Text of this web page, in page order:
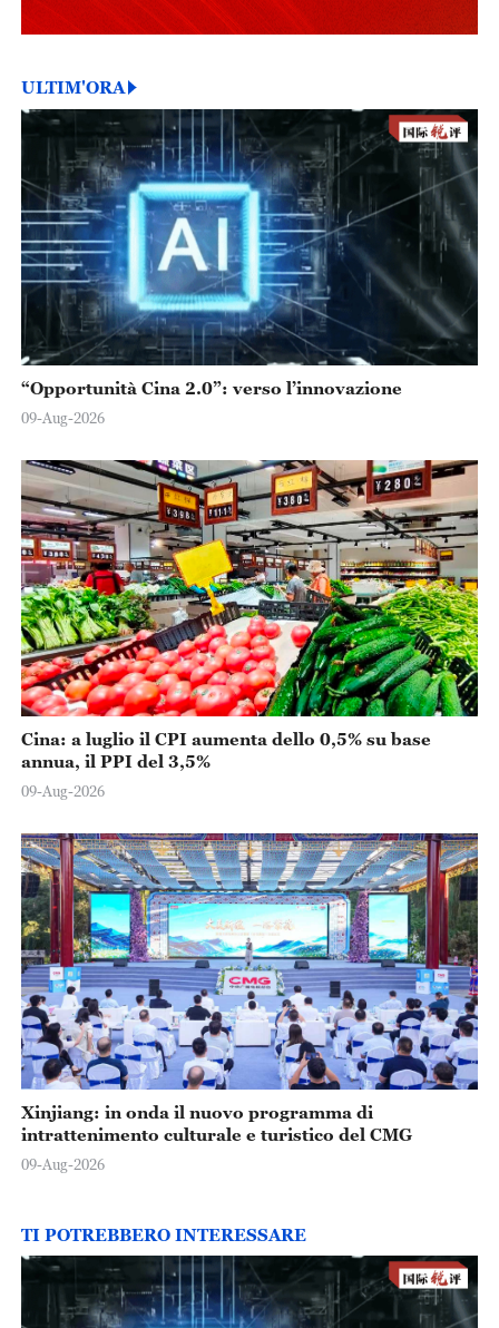
ULTIM'ORA
“Opportunità Cina 2.0”: verso l’innovazione
09-Aug-2026
Cina: a luglio il CPI aumenta dello 0,5% su base
annua, il PPI del 3,5%
09-Aug-2026
Xinjiang: in onda il nuovo programma di
intrattenimento culturale e turistico del CMG
09-Aug-2026
TI POTREBBERO INTERESSARE